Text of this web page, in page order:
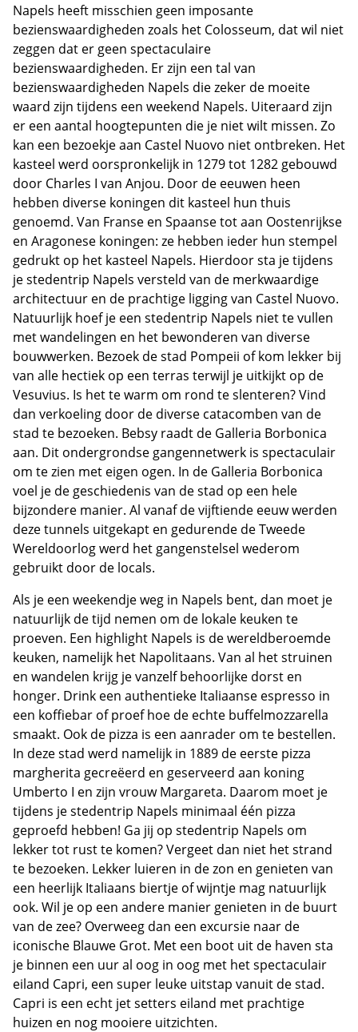
Napels heeft misschien geen imposante
bezienswaardigheden zoals het Colosseum, dat wil niet
zeggen dat er geen spectaculaire
bezienswaardigheden. Er zijn een tal van
bezienswaardigheden Napels die zeker de moeite
waard zijn tijdens een weekend Napels. Uiteraard zijn
er een aantal hoogtepunten die je niet wilt missen. Zo
kan een bezoekje aan Castel Nuovo niet ontbreken. Het
kasteel werd oorspronkelijk in 1279 tot 1282 gebouwd
door Charles I van Anjou. Door de eeuwen heen
hebben diverse koningen dit kasteel hun thuis
genoemd. Van Franse en Spaanse tot aan Oostenrijkse
en Aragonese koningen: ze hebben ieder hun stempel
gedrukt op het kasteel Napels. Hierdoor sta je tijdens
je stedentrip Napels versteld van de merkwaardige
architectuur en de prachtige ligging van Castel Nuovo.
Natuurlijk hoef je een stedentrip Napels niet te vullen
met wandelingen en het bewonderen van diverse
bouwwerken. Bezoek de stad Pompeii of kom lekker bij
van alle hectiek op een terras terwijl je uitkijkt op de
Vesuvius. Is het te warm om rond te slenteren? Vind
dan verkoeling door de diverse catacomben van de
stad te bezoeken. Bebsy raadt de Galleria Borbonica
aan. Dit ondergrondse gangennetwerk is spectaculair
om te zien met eigen ogen. In de Galleria Borbonica
voel je de geschiedenis van de stad op een hele
bijzondere manier. Al vanaf de vijftiende eeuw werden
deze tunnels uitgekapt en gedurende de Tweede
Wereldoorlog werd het gangenstelsel wederom
gebruikt door de locals.
Als je een weekendje weg in Napels bent, dan moet je
natuurlijk de tijd nemen om de lokale keuken te
proeven. Een highlight Napels is de wereldberoemde
keuken, namelijk het Napolitaans. Van al het struinen
en wandelen krijg je vanzelf behoorlijke dorst en
honger. Drink een authentieke Italiaanse espresso in
een koffiebar of proef hoe de echte buffelmozzarella
smaakt. Ook de pizza is een aanrader om te bestellen.
In deze stad werd namelijk in 1889 de eerste pizza
margherita gecreëerd en geserveerd aan koning
Umberto I en zijn vrouw Margareta. Daarom moet je
tijdens je stedentrip Napels minimaal één pizza
geproefd hebben! Ga jij op stedentrip Napels om
lekker tot rust te komen? Vergeet dan niet het strand
te bezoeken. Lekker luieren in de zon en genieten van
een heerlijk Italiaans biertje of wijntje mag natuurlijk
ook. Wil je op een andere manier genieten in de buurt
van de zee? Overweeg dan een excursie naar de
iconische Blauwe Grot. Met een boot uit de haven sta
je binnen een uur al oog in oog met het spectaculair
eiland Capri, een super leuke uitstap vanuit de stad.
Capri is een echt jet setters eiland met prachtige
huizen en nog mooiere uitzichten.